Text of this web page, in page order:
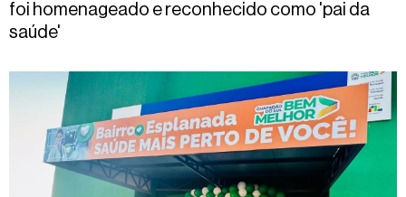
foi homenageado e reconhecido como 'pai da
saúde'